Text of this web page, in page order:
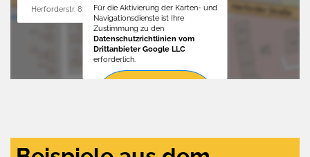
Herforderstr. 81, 32657 LemgoFür die Aktivierung der Karten- und
Navigationsdienste ist Ihre
Zustimmung zu den
Datenschutzrichtlinien vom
Drittanbieter Google LLC
erforderlich.